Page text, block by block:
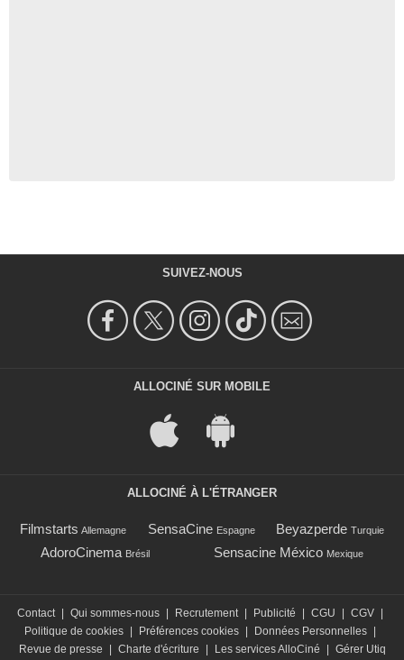
SUIVEZ-NOUS
ALLOCINÉ SUR MOBILE
ALLOCINÉ À L'ÉTRANGER
Filmstarts Allemagne SensaCine Espagne Beyazperde Turquie
AdoroCinema Brésil Sensacine México Mexique
Contact | Qui sommes-nous | Recrutement | Publicité | CGU | CGV |
Politique de cookies | Préférences cookies | Données Personnelles |
Revue de presse
| Charte d'écriture | Les services AlloCiné | Gérer Utiq